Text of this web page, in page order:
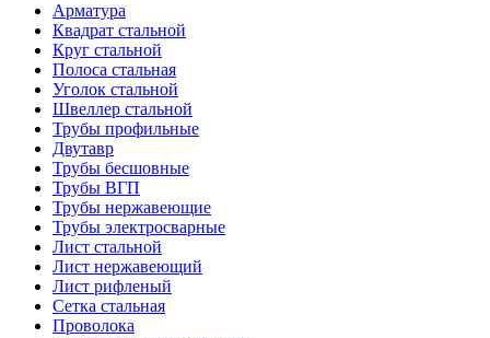
Арматура
Квадрат стальной
Круг стальной
Полоса стальная
Уголок стальной
Швеллер стальной
Трубы профильные
Двутавр
Трубы бесшовные
Трубы ВГП
Трубы нержавеющие
Трубы электросварные
Лист стальной
Лист нержавеющий
Лист рифленый
Сетка стальная
Проволока